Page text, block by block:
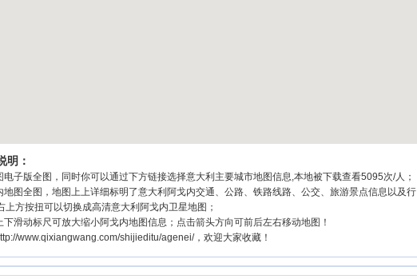
明：
子版全图，同时你可以通过下方链接选择意大利主要城市地图信息,本地被下载查看5095次/人；
图全图，地图上上详细标明了意大利阿戈内交通、公路、铁路线路、公交、旅游景点信息以及行
方按扭可以切换成高清意大利阿戈内卫星地图；
滑动标尺可放大缩小阿戈内地图信息；点击箭头方向可前后左右移动地图！
www.qixiangwang.com/shijieditu/agenei/，欢迎大家收藏！